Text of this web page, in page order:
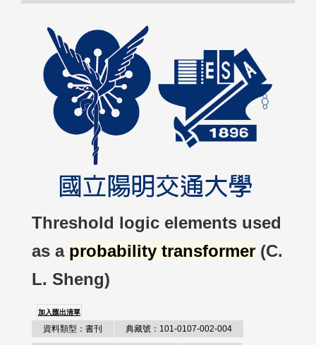
管理者登入
Threshold logic elements used
as a probability transformer (C.
L. Sheng)
加入匯出清單
資料類型：書刊 典藏號：101-0107-002-004